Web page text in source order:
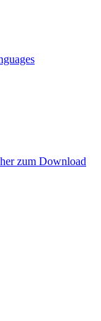
zum Download